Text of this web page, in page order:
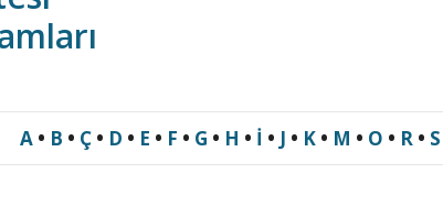
A• B • Ç• D • E • F • G • H • İ • J • K• M • O • R• S